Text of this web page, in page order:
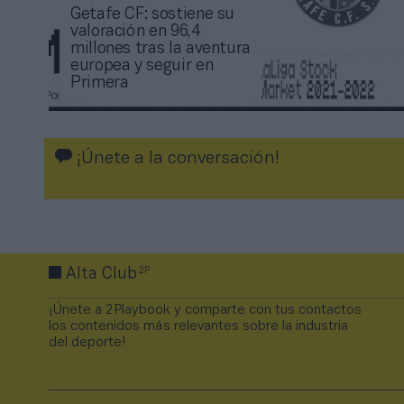
Getafe CF: sostiene su
valoración en 96,4
millones tras la aventura
europea y seguir en
Primera
¡Únete a la conversación!
Alta Club2P
¡Únete a 2Playbook y comparte con tus contactos
los contenidos más relevantes sobre la industria
del deporte!